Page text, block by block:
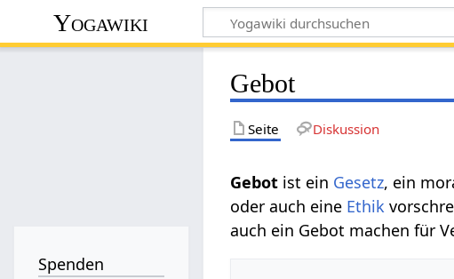
Yogawiki
Gebot
Seite Diskussion
ist ein Gesetz, ein
oder auch eine Ethik
auch ein Gebot machen für
Spenden